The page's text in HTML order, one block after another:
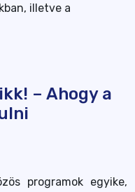
illetve a
– Ahogy a
programok egyike,